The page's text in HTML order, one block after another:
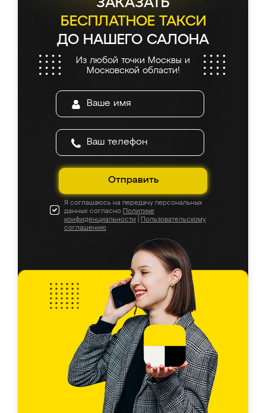
ЗАКАЗАТЬ
БЕСПЛАТНОЕ ТАКСИ
ДО НАШЕГО САЛОНА
Из любой точки Москвы и
Московской области!
Отправить
Я соглашаюсь на передачу персональных
данных согласно Политике
конфиденциальности
Пользовательскому
соглашению